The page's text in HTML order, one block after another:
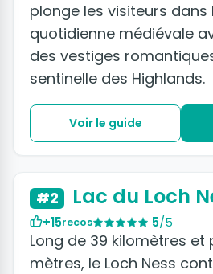
plonge les visiteurs dans
quotidienne médiévale
des vestiges
sentinelle des Highlands.
Voir le guide
#2 Lac du Loch
+15recos 5/5
Long de 39 kilomètres
mètres, le Loch Ness